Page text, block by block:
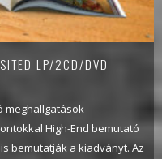
LP/2CD/DVD
meghallgatások
High-End bemutató
bemutatják a kiadványt. Az